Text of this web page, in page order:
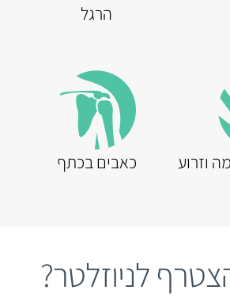
הרגל
וזרוע כאבים בכתף
לניוזלטר?